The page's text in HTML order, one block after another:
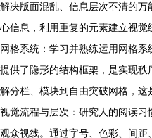
解决版面混乱、信息层次不清的
心信息，利用重复的元素建立视觉
网格系统：学习并熟练运用网格
提供了隐形的结构框架，是实现
解分栏、模块到自由突破网格，这
视觉流程与层次：研究人的阅读习
观众视线。通过字号、色彩、间